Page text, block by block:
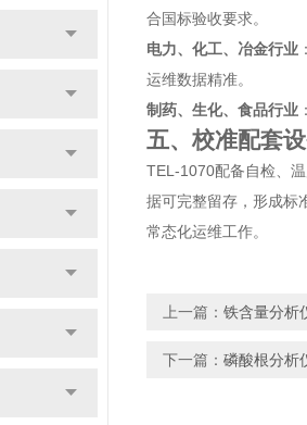
合国标验收要求。
电力、化工、冶金行业
运维数据精准。
制药、生化、食品行业
五、校准配套
TEL-1070配备自检、
据可完整留存，形成标
常态化运维工作。
上一篇： 铁含量分析
下一篇： 磷酸根分析